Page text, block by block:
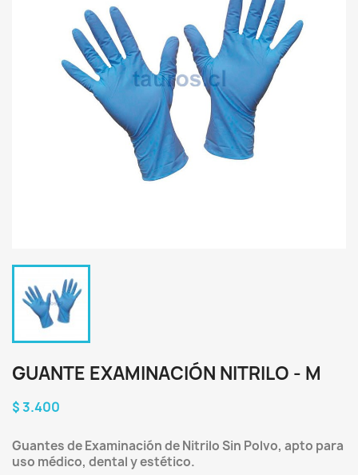
GUANTE EXAMINACIÓN NITRILO - M
$ 3.400
Guantes de Examinación de Nitrilo Sin Polvo, apto para
uso médico, dental y estético.